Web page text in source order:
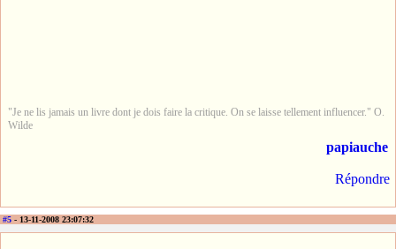
"Je ne lis jamais un livre dont je dois faire la critique. On se laisse tellement influencer." O.
Wilde
papiauche
Répondre
#5 - 13-11-2008 23:07:32